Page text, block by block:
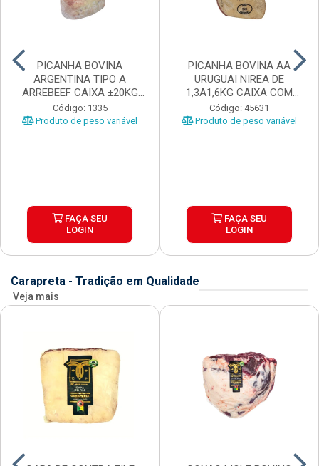
PICANHA BOVINA
ARGENTINA TIPO A
ARREBEEF CAIXA ±20KG
PEÇAS 1...
Código: 1335
Produto de peso variável
FAÇA SEU
LOGIN
PICANHA BOVINA AA
URUGUAI NIREA DE
1,3A1,6KG CAIXA COM
±15KG
Código: 45631
Produto de peso variável
FAÇA SEU
LOGIN
Carapreta - Tradição em Qualidade
Veja mais